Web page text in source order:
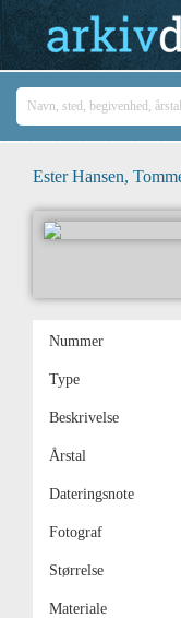
Ester Hansen,
Nummer
Type
Beskrivelse
Årstal
Dateringsnote
Fotograf
Størrelse
Materiale